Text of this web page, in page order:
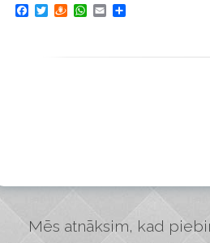
Facebook
TwitterDraugiem
WhatsApp
Email
Mēs atnāksim, kad